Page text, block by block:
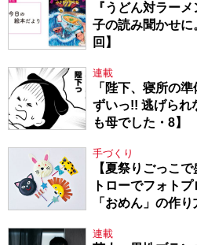
『うどん対ラー
子の読み聞かせ
回】
連載
「陛下、寝所の
ずいっ!! 逃げら
も母でした・8】
手づくり
【夏祭りごっこ
トローでフォト
「おめん」の作り
連載